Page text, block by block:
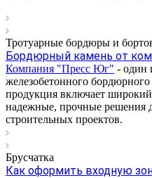
Тротуарные бордюры и
Бордюрный камень от
Компания "Пресс Юг" - один
железобетонного
продукция включает широкий
надежные, прочные решения
строительных проектов.
Брусчатка
Как оформить входную